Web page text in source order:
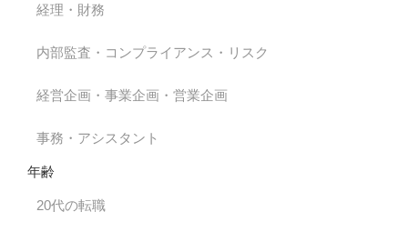
経理・財務
内部監査・コンプライアンス・リスク
経営企画・事業企画・営業企画
事務・アシスタント
年齢
20代の転職